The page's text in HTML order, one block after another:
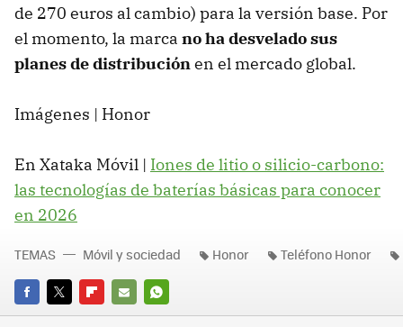
de 270 euros al cambio) para la versión base. Por
el momento, la marca no ha desvelado sus
planes de distribuciónen el mercado global.
Imágenes | Honor
En Xataka Móvil | Iones de litio o silicio-carbono:
las tecnologías de baterías básicas para conocer
en 2026
FACEBOOK
TWITTERFLIPBOARD
E-
WHATSAPP
TEMAS Móvil y sociedad Honor Teléfono Honor